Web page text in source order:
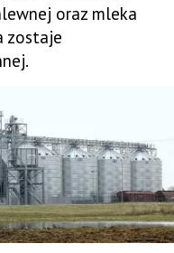
oraz mleka
zostaje